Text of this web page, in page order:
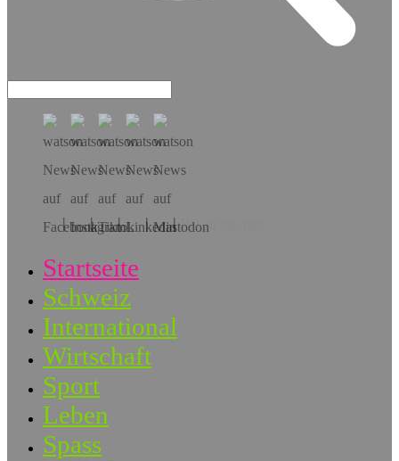
Hol dir die App!
Startseite
Schweiz
International
Wirtschaft
Sport
Leben
Spass